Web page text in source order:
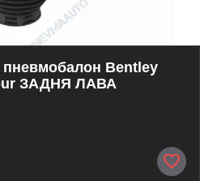
Bentley
ЗАДНЯ ЛАВА